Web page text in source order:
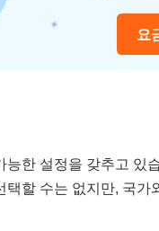
요
한 설정을 갖추고
할 수는 없지만, 국